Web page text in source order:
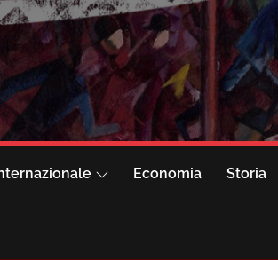
Economia Storia